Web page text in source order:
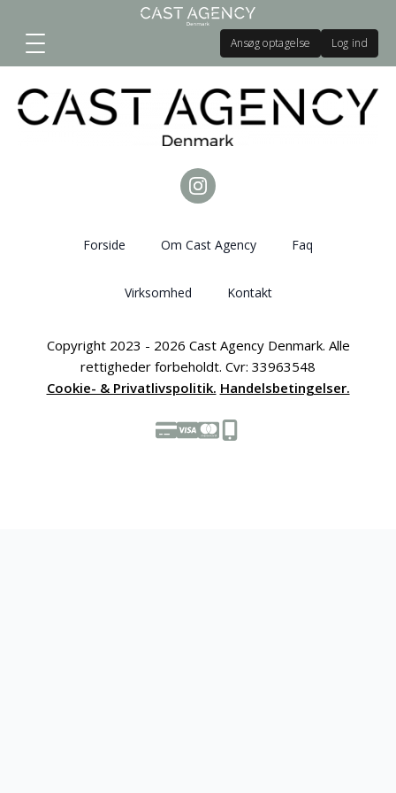
Ansøg optagelse Log ind
Forside Om Cast Agency Faq
Virksomhed Kontakt
Copyright 2023 - 2026 Cast Agency Denmark. Alle
rettigheder forbeholdt. Cvr: 33963548
Cookie- & Privatlivspolitik. Handelsbetingelser.